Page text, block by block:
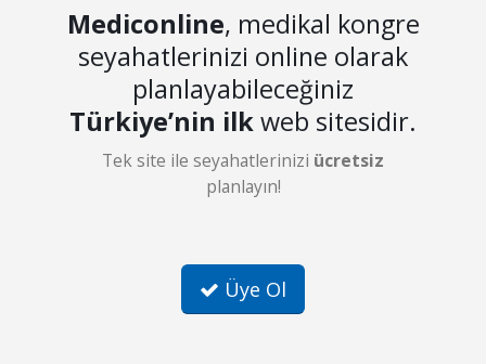
Mediconline, medikal kongre
seyahatlerinizi online olarak
planlayabileceğiniz
Türkiye’nin ilkweb sitesidir.
Tek site ile seyahatlerinizi ücretsiz
planlayın!
Üye Ol